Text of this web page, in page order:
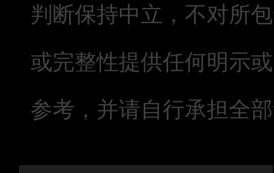
判断保持中立，不对所
或完整性提供任何明示
参考，并请自行承担全